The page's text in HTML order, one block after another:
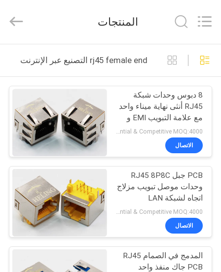
الصفحة
الرئيسية
منتجات
معلومات
جولة
المعمل
مراقبة
الجودة
Ltd..
Reserved.
ECER
المنتجات
rj45 female end التصنيع عبر الإنترنت
8 دبوس وحدات شبكة
RJ45 أنثى نهاية ميناء واحد
مع علامة التبويب EMI و
LED
Preferential & Competitive MOQ:4000
الاتصال
PCB جبل RJ45 8P8C
وحدات موصل تبويب مزلاج
اتجاه لشبكة LAN
الاتصال
المدمج في الصمام RJ45
PCB جاك منفذ واحد